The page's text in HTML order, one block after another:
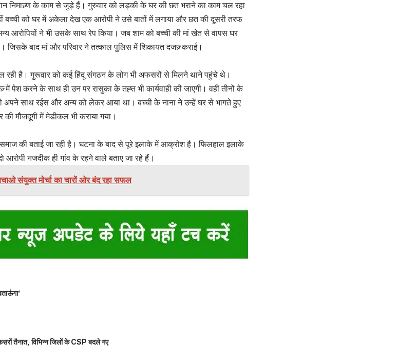
निमाज़्ण के काम से जुड़े हैं। गुरुवार को लड़की के घर की छत भराने का काम चल रहा
बच्ची को घर में अकेला देख एक आरोपी ने उसे बातों में लगाया और छत की दूसरी तरफ
आरोपियों ने भी उसके साथ रेप किया। जब शाम को बच्ची की मां खेत से वापस घर
जिसके बाद मां और परिवार ने तत्काल पुलिस में शिकायत दजज़् कराई।
रही है। गुरूवार को कई हिंदू संगठन के लोग भी अफसरों से मिलने थाने पहुंचे थे।
पेश करने के साथ ही उन पर रासुका के तह्त भी कार्यवाही की जाएगी। वहीं तीनों के
अपने साथ रईस और अन्य को लेकर आया था। बच्ची के नाना ने उन्हें घर से भागते हुए
मौजदूगी में मेडीकल भी कराया गया।
की बताई जा रही है। घटना के बाद से पूरे इलाके में आक्रोश है। फिलहाल इलाके
नजदीक ही गांव के रहने वाले बताए जा रहे हैं।
संयुक्त मोर्चा का चारों ओर बंद रहा सफल
तैनात, विभिन्न जिलों के CSP बदले गए